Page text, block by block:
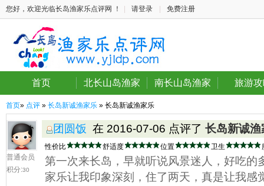
您好，欢迎光临长岛渔家乐点评网 ！ 请登录 免费注册
首页 北长山岛渔家 南长山岛渔家 旅游
首页» 点评 » 长岛新诚渔家乐 » 长岛新诚渔家乐
普通会员
积分:30
团圆饭 在 2016-07-06 点评了 长岛新诚渔
性价比 舒适度 位置 卫生
第一次来长岛，早就听说风景迷人，好吃的
家乐让我印象深刻，住了两天，真是让我感